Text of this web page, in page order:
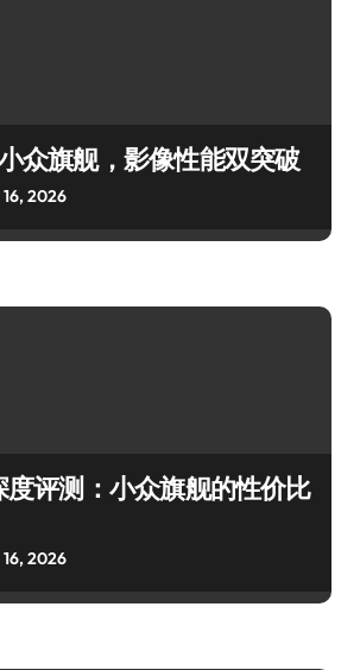
众旗舰，影像性能双突破
16, 2026
度评测：小众旗舰的性价比
16, 2026